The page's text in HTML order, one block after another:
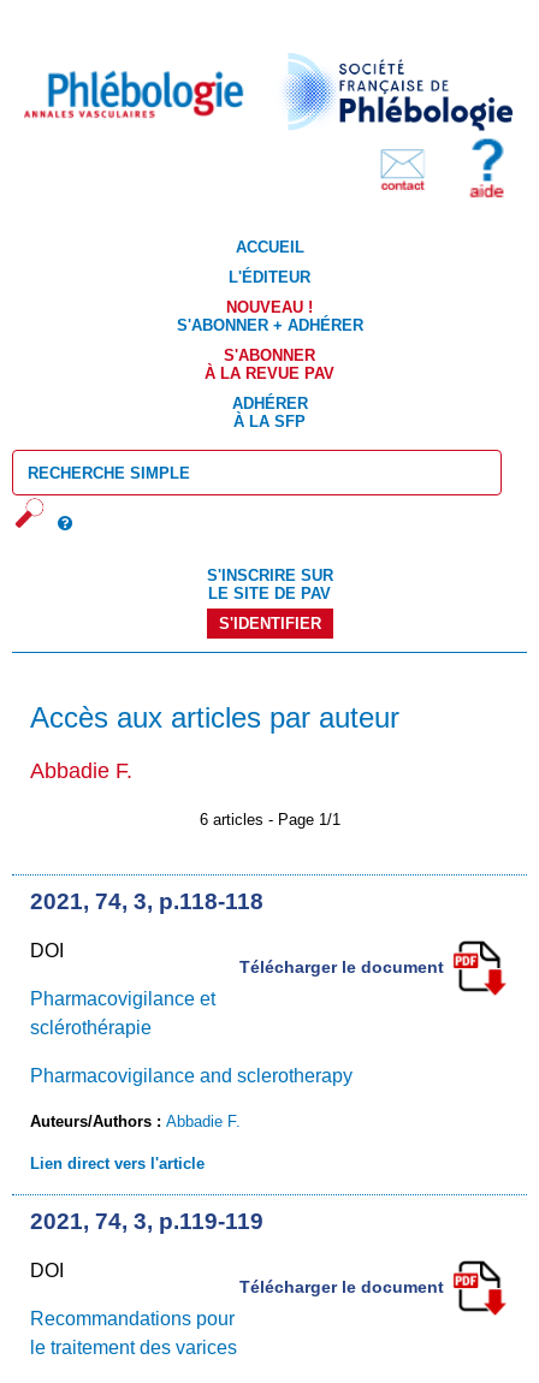
ACCUEIL
L'ÉDITEUR
NOUVEAU !
S'ABONNER + ADHÉRER
S'ABONNER
À LA REVUE PAV
ADHÉRER
À LA SFP
S'INSCRIRE SUR
LE SITE DE PAV
S'IDENTIFIER
Accès aux articles par auteur
Abbadie F.
6 articles - Page 1/1
2021, 74, 3, p.118-118
DOI
Télécharger le document
Pharmacovigilance et
sclérothérapie
Pharmacovigilance and sclerotherapy
Auteurs/Authors : Abbadie F.
Lien direct vers l'article
2021, 74, 3, p.119-119
DOI
Télécharger le document
Recommandations pour
le traitement des varices